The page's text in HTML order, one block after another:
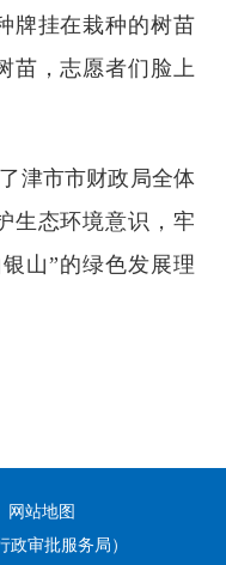
牌挂在栽种的树苗
苗，志愿者们脸上
津市市财政局全体
生态环境意识，牢
山”的绿色发展理
网站地图
审批服务局）